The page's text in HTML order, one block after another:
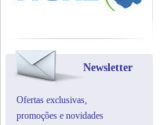
Newsletter
Ofertas exclusivas,
promoções e novidades